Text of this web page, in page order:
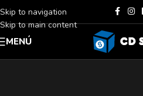
Skip to navigation
Skip to main content
MENÚ